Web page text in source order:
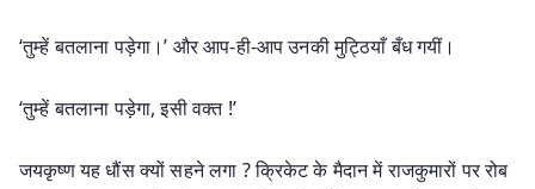
‘तुम्हें बतलाना पड़ेगा।’ और आप-ही-आप उनकी मुट्ठियाँ बँध गयीं।
‘तुम्हें बतलाना पड़ेगा, इसी वक्त !’
जयकृष्ण यह धौंस क्यों सहने लगा ? क्रिकेट के मैदान में राजकुमारों पर रोब